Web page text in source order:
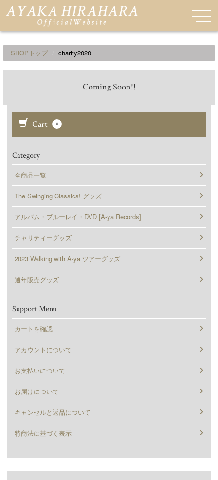
SHOPトップ charity2020
Coming Soon!!
Cart 0
Category
全商品一覧
The Swinging Classics! グッズ
アルバム・ブルーレイ・DVD [A-ya Records]
チャリティーグッズ
2023 Walking with A-ya ツアーグッズ
通年販売グッズ
Support Menu
カートを確認
アカウントについて
お支払いについて
お届けについて
キャンセルと返品について
特商法に基づく表示